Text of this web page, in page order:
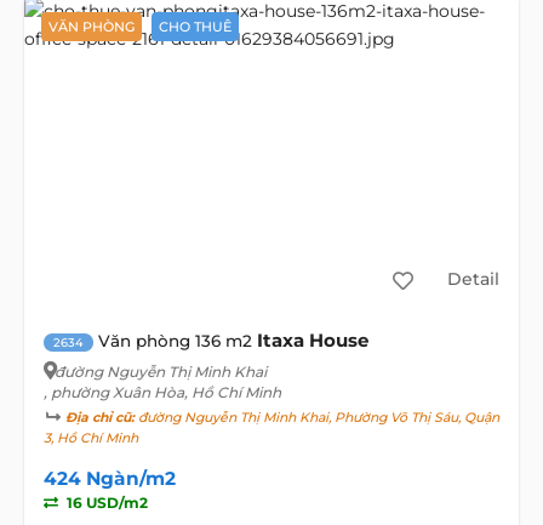
VĂN PHÒNG CHO THUÊ
Detail
2634 Văn phòng 136 m2 Itaxa House
đường Nguyễn Thị Minh Khai
, phường Xuân Hòa, Hồ Chí Minh
Địa chỉ cũ:đường Nguyễn Thị Minh Khai, Phường Võ Thị Sáu, Quận
3, Hồ Chí Minh
424 Ngàn/m2
16 USD/m2